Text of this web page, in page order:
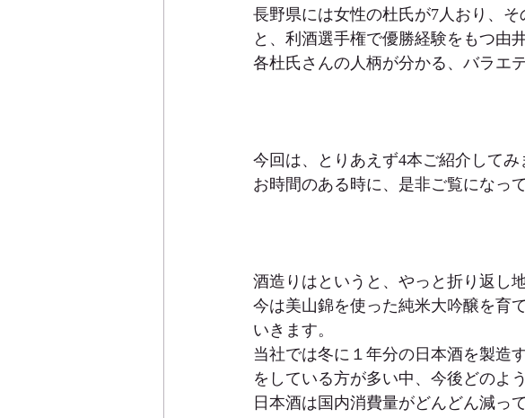
長野県には女性の杜氏が7人おり、
と、利酒選手権で優勝経験をもつ由
各杜氏さんの人柄が分かる、バラエ
今回は、とりあえず4本ご紹介してみ
お時間のある時に、是非ご覧になっ
酒造りはというと、やっと折り返し
今は美山錦を使った純米大吟醸を育
いきます。
当社では冬に１年分の日本酒を製造
をしている方が多い中、今後どのよ
日本酒は国内消費量がどんどん減っ